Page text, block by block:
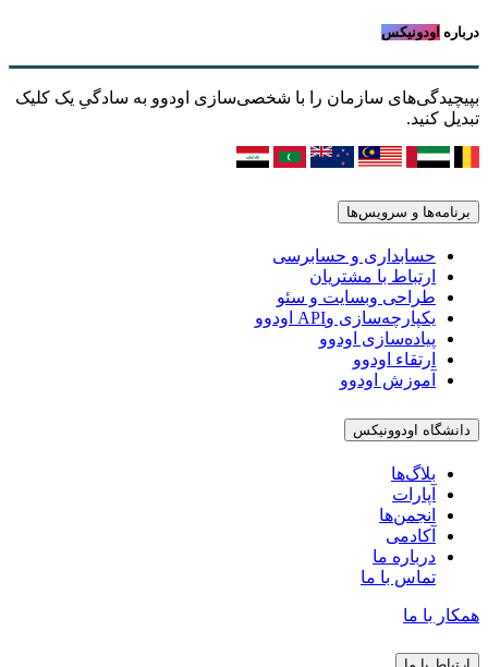
درباره اودونیکس
بپیچیدگی‌های سازمان را با شخصی‌سازی اودوو به سادگیِ یک کلیک
تبدیل کنید.
برنامه‌ها و سرویس‌ها
حسابداری و حسابرسی
ارتباط با مشتریان
طراحی وبسایت و سئو
یکپارچه‌سازی وAPI اودوو
پیاده‌سازی اودوو
ارتقاء اودوو
آموزش اودوو
دانشگاه اودوونیکس
بلاگ‌ها
آپارات
انجمن‌ها
آکادمی
درباره ما
تماس با ما
همکار با ما